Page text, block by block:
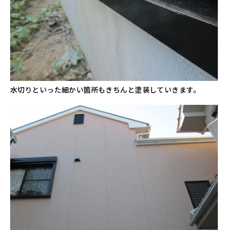
水切りといった細かい箇所もきちんと塗装していきます。